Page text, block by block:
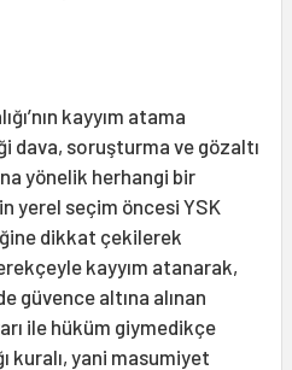
kayyım atama
dava, soruşturma ve gözaltı
yönelik herhangi bir
yerel seçim öncesi YSK
dikkat çekilerek
kayyım atanarak,
güvence altına alınan
ile hüküm giymedikçe
kuralı, yani masumiyet